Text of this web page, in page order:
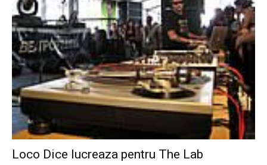
Loco Dice lucreaza pentru The Lab